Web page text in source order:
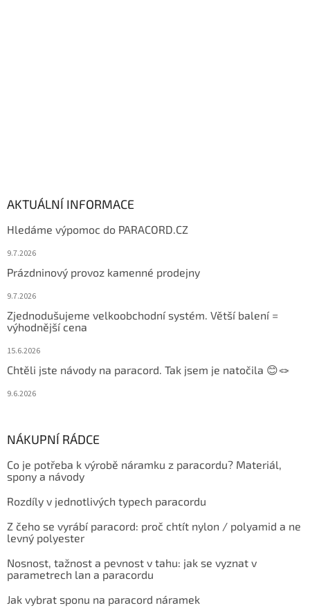
AKTUÁLNÍ INFORMACE
Hledáme výpomoc do PARACORD.CZ
9.7.2026
Prázdninový provoz kamenné prodejny
9.7.2026
Zjednodušujeme velkoobchodní systém. Větší balení =
výhodnější cena
15.6.2026
Chtěli jste návody na paracord. Tak jsem je natočila 😊🪢
9.6.2026
NÁKUPNÍ RÁDCE
Co je potřeba k výrobě náramku z paracordu? Materiál,
spony a návody
Rozdíly v jednotlivých typech paracordu
Z čeho se vyrábí paracord: proč chtít nylon / polyamid a ne
levný polyester
Nosnost, tažnost a pevnost v tahu: jak se vyznat v
parametrech lan a paracordu
Jak vybrat sponu na paracord náramek